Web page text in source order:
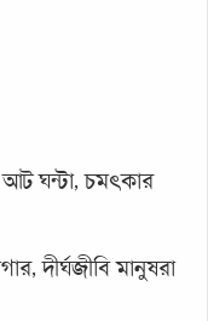
আট ঘন্টা, চমৎকার
দীর্ঘজীবি মানুষরা